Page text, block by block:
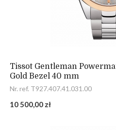
Tissot Gentleman
Gold Bezel 40 mm
Nr. ref. T927.407.41.031.00
10 500,00 zł